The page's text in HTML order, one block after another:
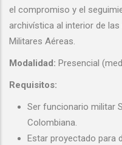
el compromiso y el
archivística al interior de las
Militares Aéreas.
Modalidad: Presencial
Requisitos:
Ser funcionario militar
Colombiana.
Estar proyectado para